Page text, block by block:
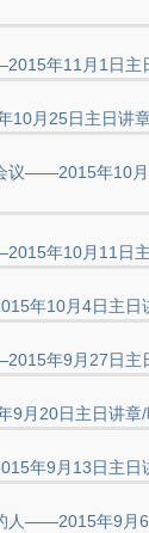
年11月1日主
月25日主日讲
议——2015年10
年10月11日
年10月4日主日
年9月27日主
月20日主日讲章/
年9月13日主日
人——2015年9月